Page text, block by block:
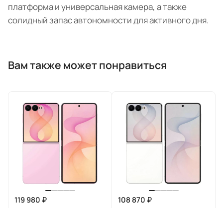
платформа и универсальная камера, а также
солидный запас автономности для активного дня.
Вам также может понравиться
119 980 ₽ 108 870 ₽